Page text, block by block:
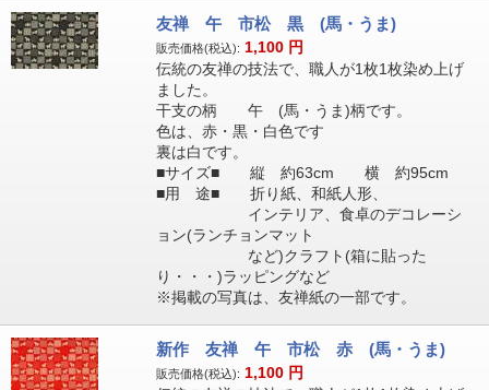
友禅 午 市松 黒 (馬・うま)
販売価格(税込): 1,100 円
伝統の友禅の技法で、職人が1枚1枚染め上げ
ました。
干支の柄 午 (馬・うま)柄です。
色は、赤・黒・白色です
裏は白です。
■サイズ■ 縦 約63cm 横 約95cm
■用 途■ 折り紙、和紙人形、
インテリア、食卓のデコレーシ
ョン(ランチョンマット
など)クラフト(箱に貼った
り・・・)ラッピングなど
※掲載の写真は、友禅紙の一部です。
新作 友禅 午 市松 赤 (馬・うま)
販売価格(税込): 1,100 円